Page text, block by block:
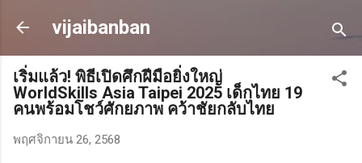
ข้ามไปที่เนื้อหาหลัก
vijaibanban
เริ่มแล้ว! พิธีเปิดศึกฝีมือยิ่งใหญ่
WorldSkills Asia Taipei 2025 เด็กไทย 19
คนพร้อมโชว์ศักยภาพ คว้าชัยกลับไทย
พฤศจิกายน 26, 2568